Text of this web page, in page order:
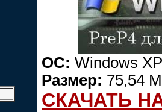
ОС: Windows
Размер: 75,54
СКАЧАТЬ